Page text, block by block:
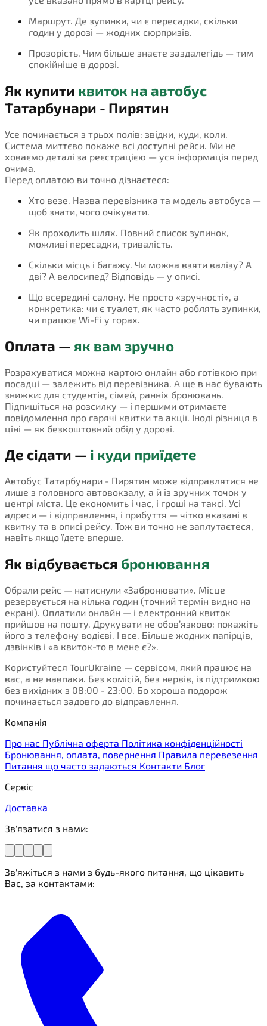
Маршрут. Де зупинки, чи є пересадки, скільки
годин у дорозі — жодних сюрпризів.
Прозорість. Чим більше знаєте заздалегідь — тим
спокійніше в дорозі.
Як купити квиток на автобус
Татарбунари - Пирятин
Усе починається з трьох полів: звідки, куди, коли.
Система миттєво покаже всі доступні рейси. Ми не
ховаємо деталі за реєстрацією — уся інформація перед
очима.
Перед оплатою ви точно дізнаєтеся:
Хто везе. Назва перевізника та модель автобуса —
щоб знати, чого очікувати.
Як проходить шлях. Повний список зупинок,
можливі пересадки, тривалість.
Скільки місць і багажу. Чи можна взяти валізу? А
дві? А велосипед? Відповідь — у описі.
Що всередині салону. Не просто «зручності», а
конкретика: чи є туалет, як часто роблять зупинки,
чи працює Wi-Fi у горах.
Оплата — як вам зручно
Розрахуватися можна картою онлайн або готівкою при
посадці — залежить від перевізника. А ще в нас бувають
знижки: для студентів, сімей, ранніх бронювань.
Підпишіться на розсилку — і першими отримаєте
повідомлення про гарячі квитки та акції. Іноді різниця в
ціні — як безкоштовний обід у дорозі.
Де сідати — і куди приїдете
Автобус Татарбунари - Пирятин може відправлятися не
лише з головного автовокзалу, а й із зручних точок у
центрі міста. Це економить і час, і гроші на таксі. Усі
адреси — і відправлення, і прибуття — чітко вказані в
квитку та в описі рейсу. Тож ви точно не заплутаєтеся,
навіть якщо їдете вперше.
Як відбувається бронювання
Обрали рейс — натиснули «Забронювати». Місце
резервується на кілька годин (точний термін видно на
екрані). Оплатили онлайн — і електронний квиток
прийшов на пошту. Друкувати не обов’язково: покажіть
його з телефону водієві. І все. Більше жодних папірців,
дзвінків і «а квиток-то в мене є?».
Користуйтеся TourUkraine — сервісом, який працює на
вас, а не навпаки. Без комісій, без нервів, із підтримкою
без вихідних з 08:00 - 23:00. Бо хороша подорож
починається задовго до відправлення.
Компанія
Про нас Публічна оферта Політика конфіденційності
Бронювання, оплата, повернення Правила перевезення
Питання що часто задаються Контакти Блог
Сервіс
Доставка
Зв'язатися з нами:
Зв'яжіться з нами з будь-якого питання, що цікавить
Вас, за контактами: